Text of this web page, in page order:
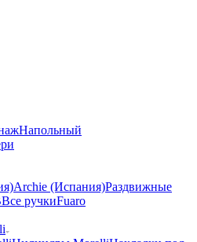
Напольный
Archie (Испания)Раздвижные
Все ручкиFuaro